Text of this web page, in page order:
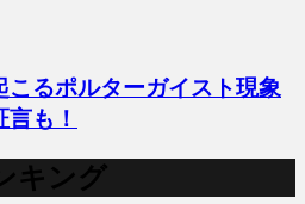
こるポルターガイスト現象
も！
キング